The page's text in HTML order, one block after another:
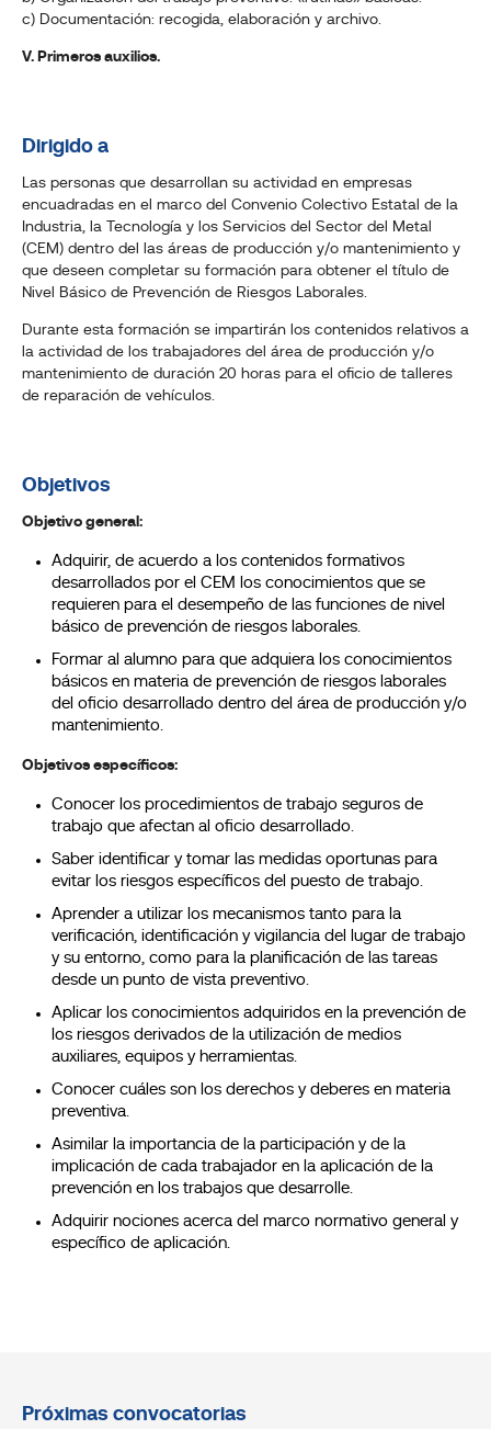
c) Documentación: recogida, elaboración y archivo.
V. Primeros auxilios.
Dirigido a
Las personas que desarrollan su actividad en empresas
encuadradas en el marco del Convenio Colectivo Estatal de la
Industria, la Tecnología y los Servicios del Sector del Metal
(CEM) dentro del las áreas de producción y/o mantenimiento y
que deseen completar su formación para obtener el título de
Nivel Básico de Prevención de Riesgos Laborales.
Durante esta formación se impartirán los contenidos relativos a
la actividad de los trabajadores del área de producción y/o
mantenimiento de duración 20 horas para el oficio de talleres
de reparación de vehículos.
Objetivos
Objetivo general:
Adquirir, de acuerdo a los contenidos formativos
desarrollados por el CEM los conocimientos que se
requieren para el desempeño de las funciones de nivel
básico de prevención de riesgos laborales.
Formar al alumno para que adquiera los conocimientos
básicos en materia de prevención de riesgos laborales
del oficio desarrollado dentro del área de producción y/o
mantenimiento.
Objetivos específicos:
Conocer los procedimientos de trabajo seguros de
trabajo que afectan al oficio desarrollado.
Saber identificar y tomar las medidas oportunas para
evitar los riesgos específicos del puesto de trabajo.
Aprender a utilizar los mecanismos tanto para la
verificación, identificación y vigilancia del lugar de trabajo
y su entorno, como para la planificación de las tareas
desde un punto de vista preventivo.
Aplicar los conocimientos adquiridos en la prevención de
los riesgos derivados de la utilización de medios
auxiliares, equipos y herramientas.
Conocer cuáles son los derechos y deberes en materia
preventiva.
Asimilar la importancia de la participación y de la
implicación de cada trabajador en la aplicación de la
prevención en los trabajos que desarrolle.
Adquirir nociones acerca del marco normativo general y
específico de aplicación.
Próximas convocatorias